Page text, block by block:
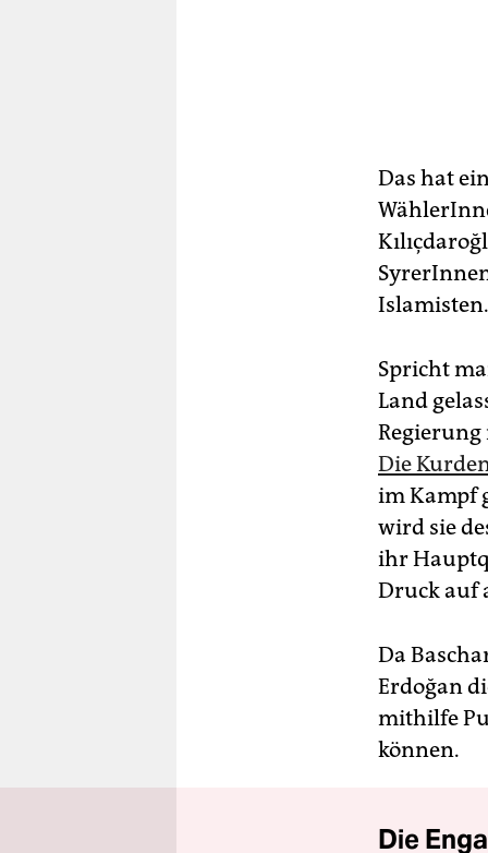
Das hat
Islamisten.
Spricht
Land
Regierung
Die
im Kampf
wird sie
ihr
Druck auf
Da
Erdoğan
mithilfe
können.
Die